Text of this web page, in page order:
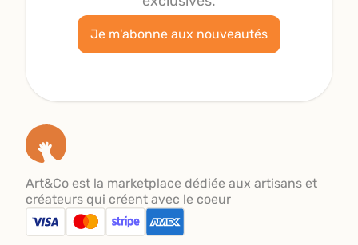
Je m'abonne aux nouveautés
Art&Co est la marketplace dédiée aux artisans et
créateurs qui créent avec le coeur